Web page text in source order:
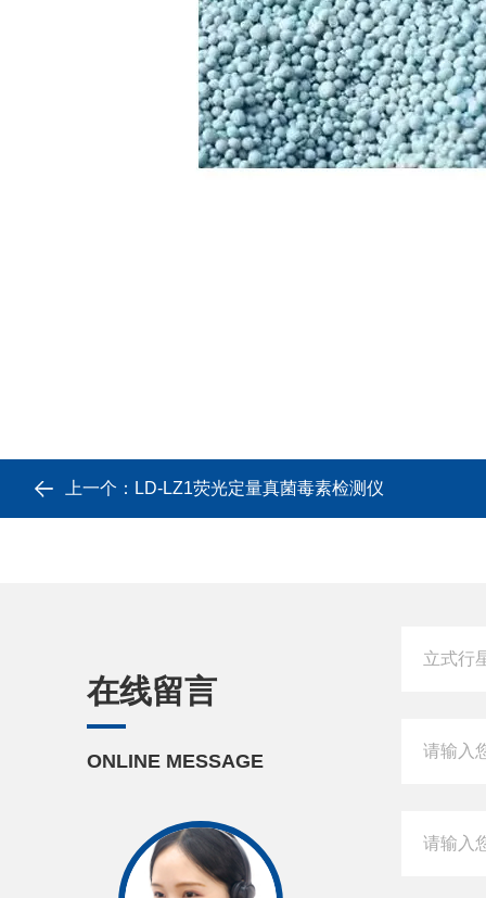
上一个： LD-LZ1荧光定量真菌毒素检测仪
在线留言
ONLINE MESSAGE